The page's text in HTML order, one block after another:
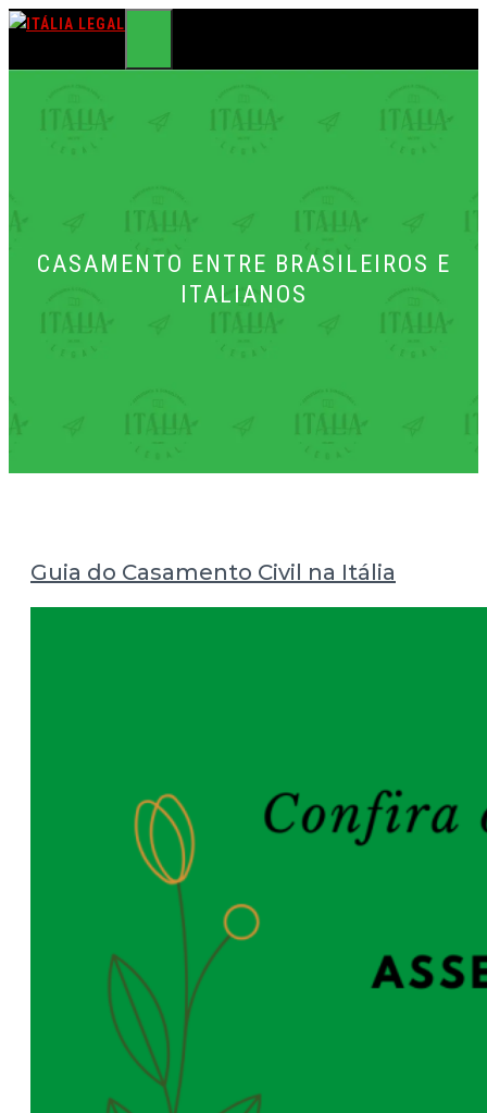
Pular
conteúdo
MENU
CASAMENTO ENTRE BRASILEIROS E
ITALIANOS
Guia do Casamento Civil na Itália